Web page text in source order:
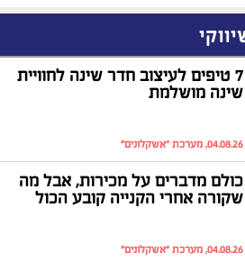
7 טיפים לעיצוב חדר שינה לחוויית
שינה מושלמת
04.08.26, מערכת "אשקלונים"
כולם מדברים על מכירות, אבל מה
שקורה אחרי הקנייה קובע הכול
04.08.26, מערכת "אשקלונים"